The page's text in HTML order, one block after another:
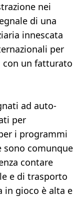
nei
di una
innescata
per
con un fatturato
ad auto-
per
i programmi
sono comunque
contare
e di trasporto
in gioco è alta e